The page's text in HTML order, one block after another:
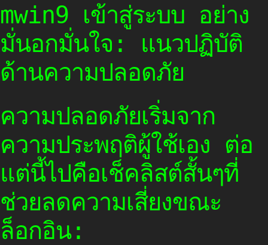
mwin9 เข้าสู่ระบบ อย่าง
มั่นอกมั่นใจ: แนวปฏิบัติ
ด้านความปลอดภัย
ความปลอดภัยเริ่มจาก
ความประพฤติผู้ใช้เอง ต่อ
แต่นี้ไปคือเช็คลิสต์สั้นๆที่
ช่วยลดความเสี่ยงขณะ
ล็อกอิน: